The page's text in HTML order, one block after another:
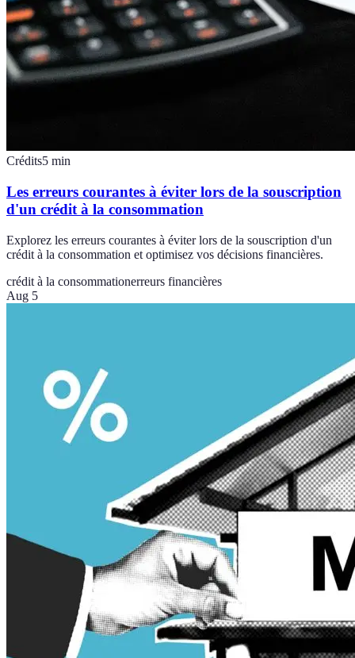
Crédits5 min
Les erreurs courantes à éviter lors de la souscription
d'un crédit à la consommation
Explorez les erreurs courantes à éviter lors de la souscription d'un
crédit à la consommation et optimisez vos décisions financières.
crédit à la consommationerreurs financières
Aug 5